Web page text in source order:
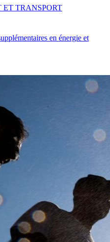
en énergie et
TRANSPORT